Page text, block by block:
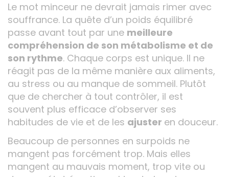
Le mot minceur ne devrait jamais rimer avec
souffrance. La quête d’un poids équilibré
passe avant tout par une meilleure
compréhension de son métabolisme et de
son rythme. Chaque corps est unique. Il ne
réagit pas de la même manière aux aliments,
au stress ou au manque de sommeil. Plutôt
que de chercher à tout contrôler, il est
souvent plus efficace d’observer ses
habitudes de vie et de les ajuster en douceur.
Beaucoup de personnes en surpoids ne
mangent pas forcément trop. Mais elles
mangent au mauvais moment, trop vite ou